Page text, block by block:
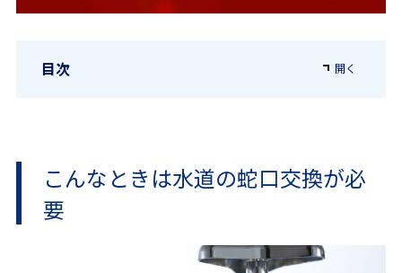
目次
こんなときは水道の蛇口交換が必
要